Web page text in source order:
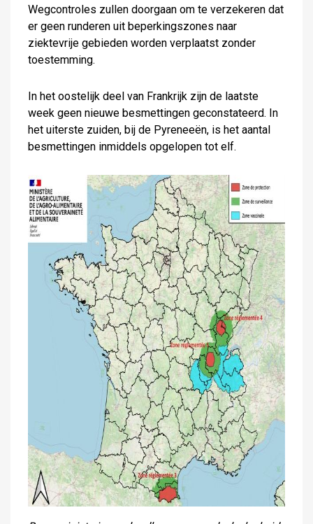
Wegcontroles zullen doorgaan om te verzekeren dat
er geen runderen uit beperkingszones naar
ziektevrije gebieden worden verplaatst zonder
toestemming.
In het oostelijk deel van Frankrijk zijn de laatste
week geen nieuwe besmettingen geconstateerd. In
het uiterste zuiden, bij de Pyreneeën, is het aantal
besmettingen inmiddels opgelopen tot elf.